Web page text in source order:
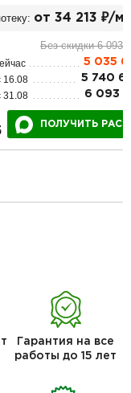
от 34 213 ₽/
Без скидки 6 093
5 035
16.08 5 740
31.08 6 093
ПОЛУЧИТЬ
Гарантия на все
работы до 15 лет